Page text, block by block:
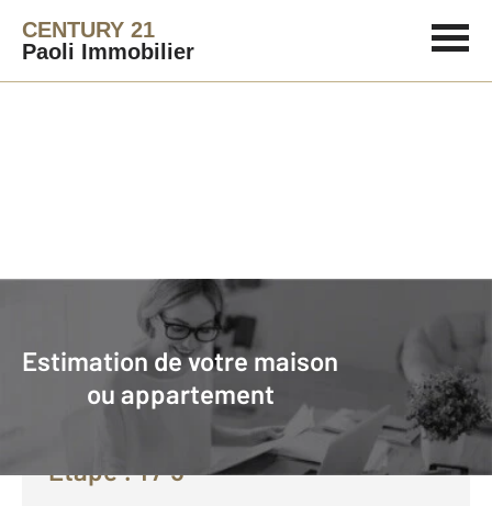
CENTURY 21
Paoli Immobilier
Estimation de votre maison
ou appartement
Vendre avec CENTURY 21 Paoli Immobilier
Faire estimer son bien avec
CENTURY 21 :
Etape :1/ 5